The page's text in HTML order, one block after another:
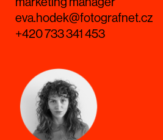
eva.hodek@fotografnet.cz
+420 733 341 453